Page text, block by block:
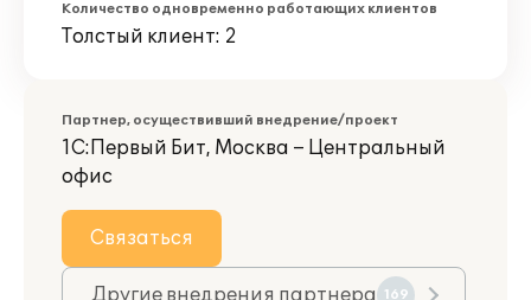
Количество одновременно работающих клиентов
Толстый клиент: 2
Партнер, осуществивший внедрение/проект
1С:Первый Бит, Москва – Центральный
офис
Связаться
Другие внедрения партнера 169